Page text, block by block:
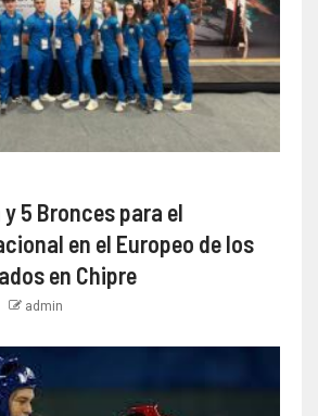
y 5 Bronces para el
en el Europeo de los
en Chipre
admin